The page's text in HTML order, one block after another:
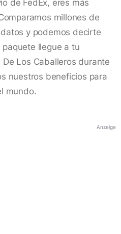
de FedEx, eres más
millones de
y podemos decirte
llegue a tu
Los Caballeros durante
nuestros beneficios para
mundo.
Anzeige